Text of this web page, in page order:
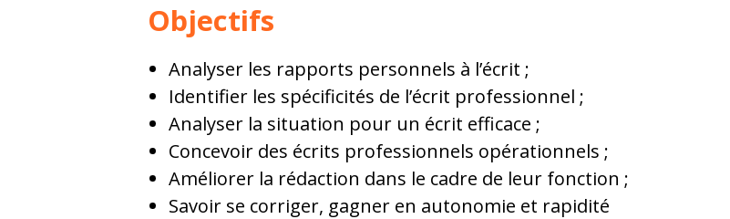
Objectifs
Analyser les rapports personnels à l’écrit ;
Identifier les spécificités de l’écrit professionnel ;
Analyser la situation pour un écrit efficace ;
Concevoir des écrits professionnels opérationnels ;
Améliorer la rédaction dans le cadre de leur fonction ;
Savoir se corriger, gagner en autonomie et rapidité